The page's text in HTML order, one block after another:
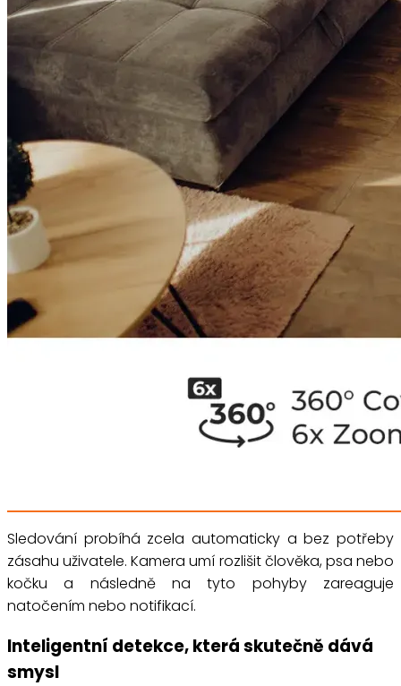
Sledování probíhá zcela automaticky a bez potřeby
zásahu uživatele. Kamera umí rozlišit člověka, psa nebo
kočku a následně na tyto pohyby zareaguje
natočením nebo notifikací.
Inteligentní detekce, která skutečně dává
smysl